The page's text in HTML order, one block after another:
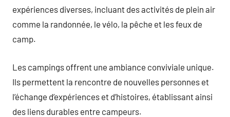
expériences diverses, incluant des activités de plein air
comme la randonnée, le vélo, la pêche et les feux de
camp.
Les campings offrent une ambiance conviviale unique.
Ils permettent la rencontre de nouvelles personnes et
l’échange d’expériences et d’histoires, établissant ainsi
des liens durables entre campeurs.